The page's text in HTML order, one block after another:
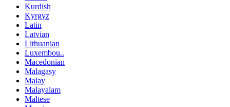
Kurdish
Kyrgyz
Latin
Latvian
Lithuanian
Luxembou..
Macedonian
Malagasy
Malay
Malayalam
Maltese